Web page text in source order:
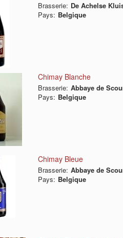
Brasserie: De Achelse
Pays: Belgique
Chimay Blanche
Brasserie: Abbaye de
Pays: Belgique
Chimay Bleue
Brasserie: Abbaye de
Pays: Belgique